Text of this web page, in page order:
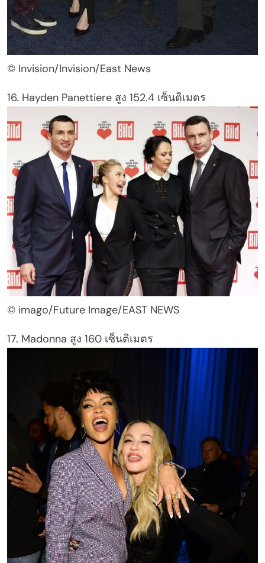
© Invision/Invision/East News
16. Hayden Panettiere สูง 152.4 เซ็นติเมตร
© imago/Future Image/EAST NEWS
17. Madonna สูง 160 เซ็นติเมตร